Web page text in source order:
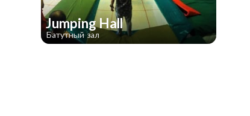
Jumping Hall
Батутный зал